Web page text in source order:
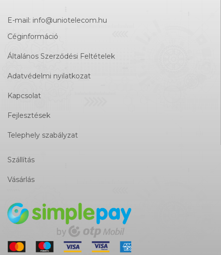
E-mail: info@uniotelecom.hu
Céginformáció
Általános Szerződési Feltételek
Adatvédelmi nyilatkozat
Kapcsolat
Fejlesztések
Telephely szabályzat
Szállítás
Vásárlás